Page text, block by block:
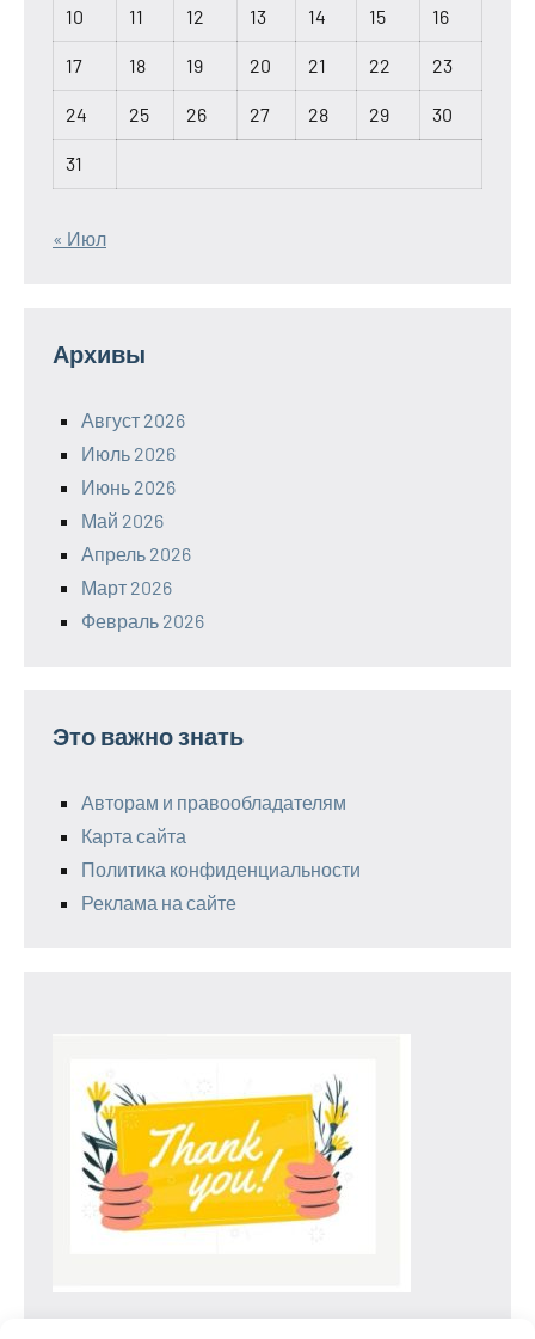
10 11 12 13 14 15 16
17 18 19 20 21 22 23
24 25 26 27 28 29 30
31
« Июл
Архивы
Август 2026
Июль 2026
Июнь 2026
Май 2026
Апрель 2026
Март 2026
Февраль 2026
Это важно знать
Авторам и правообладателям
Карта сайта
Политика конфиденциальности
Реклама на сайте